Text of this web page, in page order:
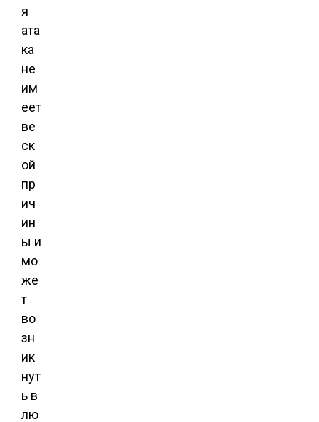
я
ата
ка
не
им
еет
ве
ск
ой
пр
ич
ин
ы и
мо
же
т
во
зн
ик
нут
ь в
лю